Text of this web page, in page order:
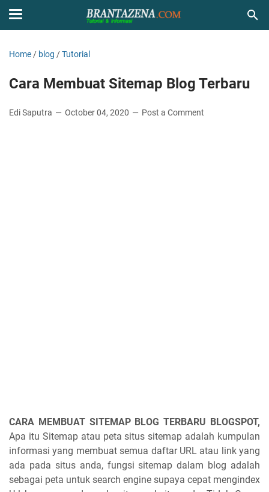
Home / blog /Tutorial
Cara Membuat Sitemap Blog Terbaru
Edi Saputra October 04, 2020 Post a Comment
CARA MEMBUAT SITEMAP BLOG TERBARU BLOGSPOT,
Apa itu Sitemap atau peta situs sitemap adalah kumpulan
informasi yang membuat semua daftar URL atau link yang
ada pada situs anda, fungsi sitemap dalam blog adalah
sebagai peta untuk search engine supaya cepat mengindex